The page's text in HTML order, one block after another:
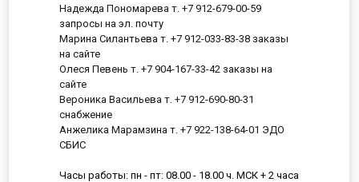
Надежда Пономарева т. +7 912-679-00-59
запросы на эл. почту
Марина Силантьева т. +7 912-033-83-38 заказы
на сайте
Олеся Певень т. +7 904-167-33-42 заказы на
сайте
Вероника Васильева т. +7 912-690-80-31
снабжение
Анжелика Марамзина т. +7 922-138-64-01 ЭДО
СБИС
Часы работы: пн - пт: 08.00 - 18.00 ч. МСК + 2 часа